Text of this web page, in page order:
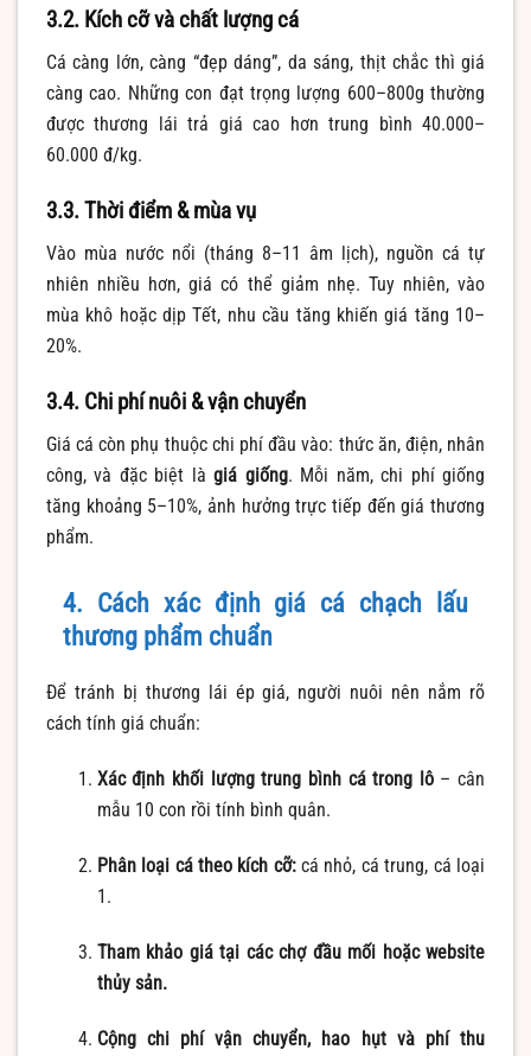
3.2. Kích cỡ và chất lượng cá
Cá càng lớn, càng “đẹp dáng”, da sáng, thịt chắc thì giá
càng cao. Những con đạt trọng lượng 600–800g thường
được thương lái trả giá cao hơn trung bình 40.000–
60.000 đ/kg.
3.3. Thời điểm & mùa vụ
Vào mùa nước nổi (tháng 8–11 âm lịch), nguồn cá tự
nhiên nhiều hơn, giá có thể giảm nhẹ. Tuy nhiên, vào
mùa khô hoặc dịp Tết, nhu cầu tăng khiến giá tăng 10–
20%.
3.4. Chi phí nuôi & vận chuyển
Giá cá còn phụ thuộc chi phí đầu vào: thức ăn, điện, nhân
công, và đặc biệt làgiá giống. Mỗi năm, chi phí giống
tăng khoảng 5–10%, ảnh hưởng trực tiếp đến giá thương
phẩm.
4. Cách xác định giá cá chạch lấu
thương phẩm chuẩn
Để tránh bị thương lái ép giá, người nuôi nên nắm rõ
cách tính giá chuẩn:
Xác định khối lượng trung bình cá trong lô– cân
mẫu 10 con rồi tính bình quân.
Phân loại cá theo kích cỡ:cá nhỏ, cá trung, cá loại
1.
Tham khảo giá tại các chợ đầu mối hoặc website
thủy sản.
Cộng chi phí vận chuyển, hao hụt và phí thu